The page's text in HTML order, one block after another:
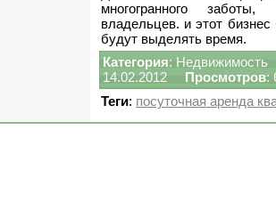
многогранного заботы,
владельцев. и этот
будут выделять время.
Категория: Недвижимость
14.02.2012 Просмотров:
Теги: посуточная аренда